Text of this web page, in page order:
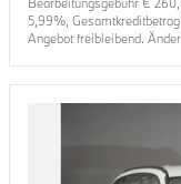
5,99%,
Angebot freibleibend.